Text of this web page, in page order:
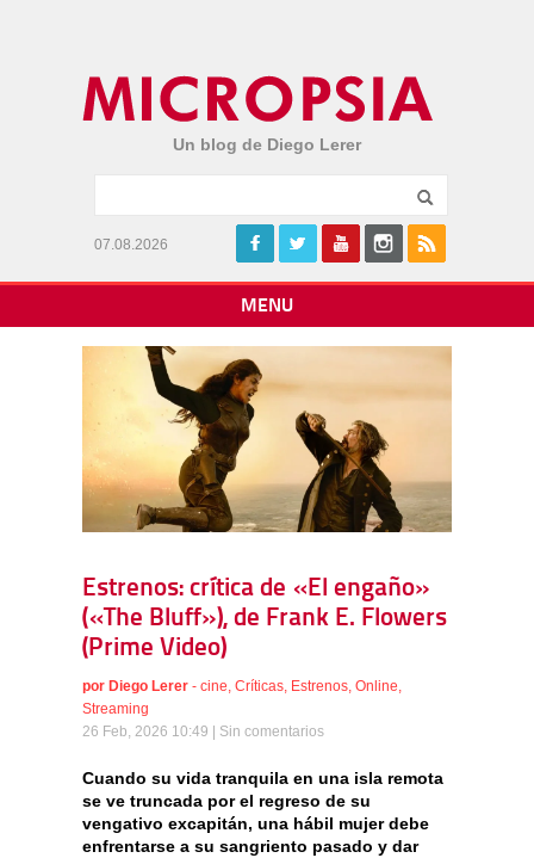
Un blog de Diego Lerer
07.08.2026
MENU
Estrenos: crítica de «El engaño»
(«The Bluff»), de Frank E. Flowers
(Prime Video)
por Diego Lerer - cine, Críticas, Estrenos, Online,
Streaming
26 Feb, 2026 10:49 | Sin comentarios
Cuando su vida tranquila en una isla remota
se ve truncada por el regreso de su
vengativo excapitán, una hábil mujer debe
enfrentarse a su sangriento pasado y dar